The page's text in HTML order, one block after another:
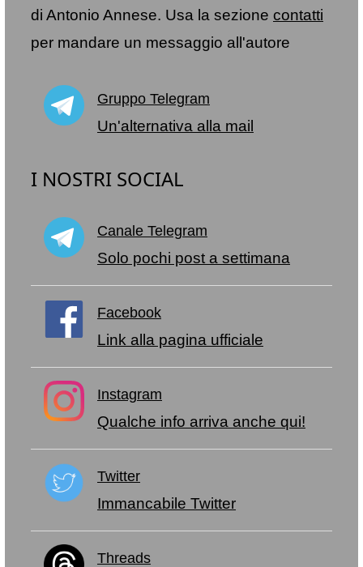
di Antonio Annese. Usa la sezione contatti
per mandare un messaggio all'autore
Gruppo Telegram
Un'alternativa alla mail
I NOSTRI SOCIAL
Canale Telegram
Solo pochi post a settimana
Facebook
Link alla pagina ufficiale
Instagram
Qualche info arriva anche qui!
Twitter
Immancabile Twitter
Threads